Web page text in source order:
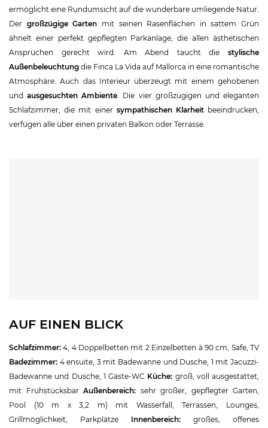
ermöglicht eine Rundumsicht auf die wunderbare umliegende Natur.
Der großzügige Garten mit seinen Rasenflächen in sattem Grün
ähnelt einer perfekt gepflegten Parkanlage, die allen ästhetischen
Ansprüchen gerecht wird. Am Abend taucht die stylische
Außenbeleuchtung die Finca La Vida auf Mallorca in eine romantische
Atmosphäre. Auch das Interieur überzeugt mit einem gehobenen
undausgesuchten Ambiente . Die vier großzügigen und eleganten
Schlafzimmer, die mit einer sympathischen Klarheitbeeindrucken,
verfügen alle über einen privaten Balkon oder Terrasse.
AUF EINEN BLICK
Schlafzimmer: 4, 4 Doppelbetten mit 2 Einzelbetten à 90 cm, Safe, TV
Badezimmer: 4 ensuite, 3 mit Badewanne und Dusche, 1 mit Jacuzzi-
Badewanne und Dusche, 1 Gäste-WC Küche: groß, voll ausgestattet,
mit Frühstücksbar Außenbereich: sehr großer, gepflegter Garten,
Pool (10 m x 3,2 m) mit Wasserfall, Terrassen, Lounges,
Grillmöglichkeit, Parkplätze Innenbereich: großes, offenes